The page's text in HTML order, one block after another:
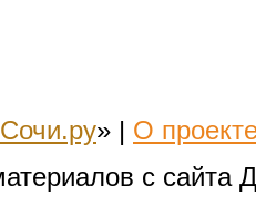
» | О
с сайта